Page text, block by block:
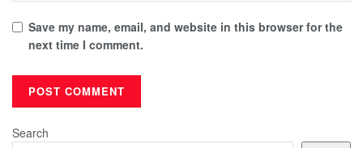
Save my name, email, and website in this browser for the
next time I comment.
Search